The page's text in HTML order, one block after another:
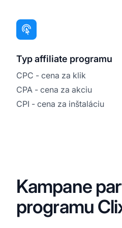
Typ affiliate programu
CPC - cena za klik
CPA - cena za akciu
CPI - cena za inštaláciu
Kampane
programu